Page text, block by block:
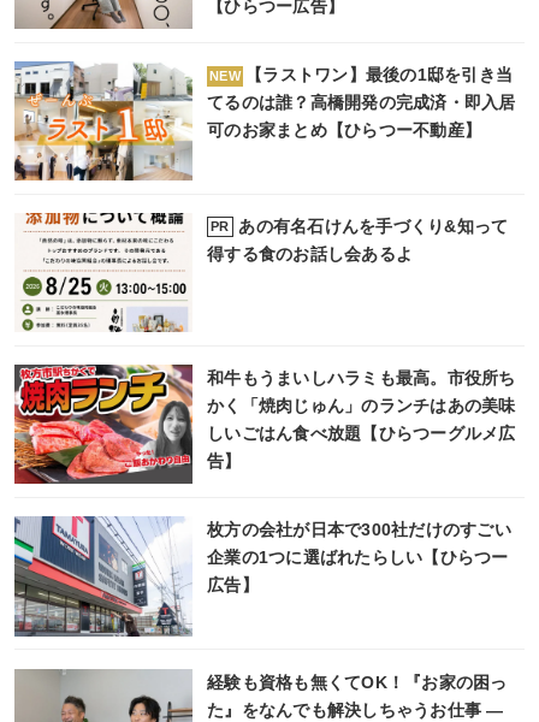
【ひらつー広告】
NEW
【ラストワン】最後の1邸を引き当
てるのは誰？高橋開発の完成済・即入居
可のお家まとめ【ひらつー不動産】
PR
あの有名石けんを手づくり&知って
得する食のお話し会あるよ
和牛もうまいしハラミも最高。市役所ち
かく「焼肉じゅん」のランチはあの美味
しいごはん食べ放題【ひらつーグルメ広
告】
枚方の会社が日本で300社だけのすごい
企業の1つに選ばれたらしい【ひらつー
広告】
経験も資格も無くてOK！『お家の困っ
た』をなんでも解決しちゃうお仕事 ―